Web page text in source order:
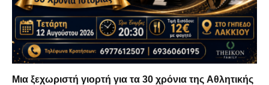
Μια ξεχωριστή γιορτή για τα 30 χρόνια της Αθλητικής